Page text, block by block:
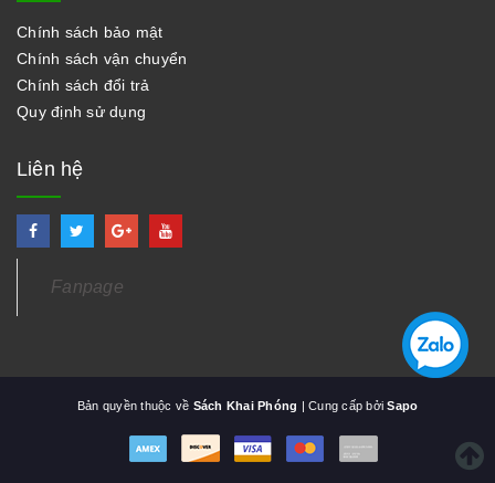
Chính sách bảo mật
Chính sách vận chuyển
Chính sách đổi trả
Quy định sử dụng
Liên hệ
Fanpage
Bản quyền thuộc về Sách Khai Phóng | Cung cấp bởiSapo